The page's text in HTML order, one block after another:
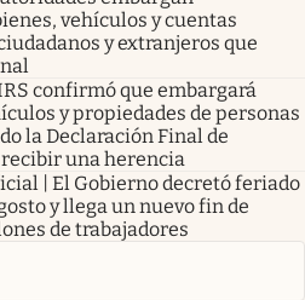
vehículos y cuentas
y extranjeros que
confirmó que embargará
y propiedades de personas
la Declaración Final de
una herencia
| El Gobierno decretó feriado
y llega un nuevo fin de
de trabajadores